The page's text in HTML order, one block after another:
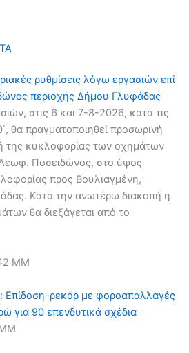
ρυθμίσεις λόγω εργασιών επί
περιοχής Δήμου Γλυφάδας
στις 6 και 7-8-2026, κατά τις
θα πραγματοποιηθεί προσωρινή
της κυκλοφορίας των οχημάτων
Λεωφ. Ποσειδώνος, στο ύψος
προς Βουλιαγμένη,
Κατά την ανωτέρω διακοπή η
θα διεξάγεται από το
ΜΜ
Επίδοση-ρεκόρ με φοροαπαλλαγές
για 90 επενδυτικά σχέδια
ΜΜ